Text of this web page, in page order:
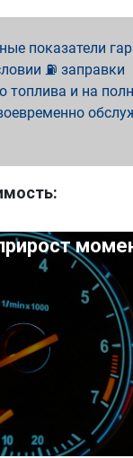
показатели
⛽ заправки
топлива и на